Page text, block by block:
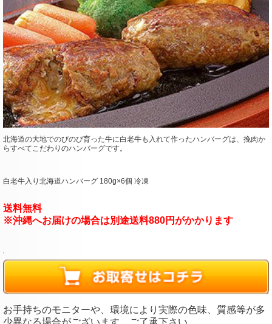
北海道の大地でのびのび育った牛に白老牛も入れて作ったハンバーグは、挽肉か
らすべてこだわりのハンバーグです。
白老牛入り北海道ハンバーグ 180g×6個 冷凍
送料無料
※沖縄へお届けの場合は別途送料880円がかかります
お手持ちのモニターや、環境により実際の色味、質感等が多